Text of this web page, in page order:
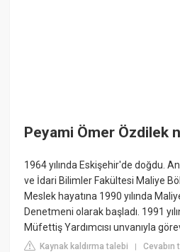
Peyami Ömer Özdilek
1964 yılında Eskişehir'de doğdu.
ve İdari Bilimler Fakültesi Maliye
Meslek hayatına 1990 yılında
Denetmeni olarak başladı. 1991
Müfettiş Yardımcısı unvanıyla
Kaynak kaldırma talebi |Cevabın